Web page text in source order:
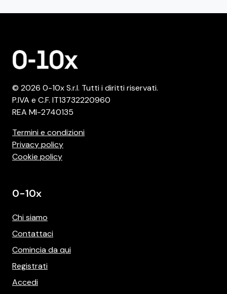
© 2026 0-10x S.r.l. Tutti i diritti riservati.
P.IVA e C.F. IT13732220960
REA MI-2740135
Termini e condizioni
Privacy policy
Cookie policy
0-10x
Chi siamo
Contattaci
Comincia da qui
Registrati
Accedi